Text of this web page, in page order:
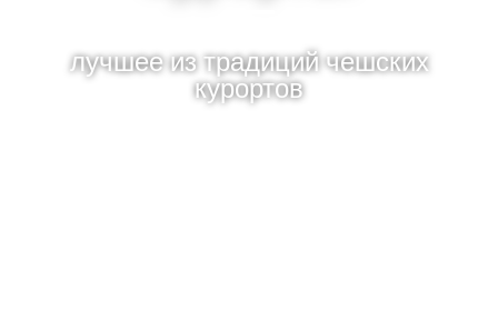
лучшее из традиций чешских
курортов